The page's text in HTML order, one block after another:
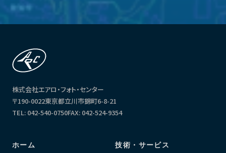
株式会社エアロ・フォト・センター
〒190-0022東京都立川市錦町6-8-21
TEL: 042-540-0750FAX: 042-524-9354
ホーム 技術・サービス